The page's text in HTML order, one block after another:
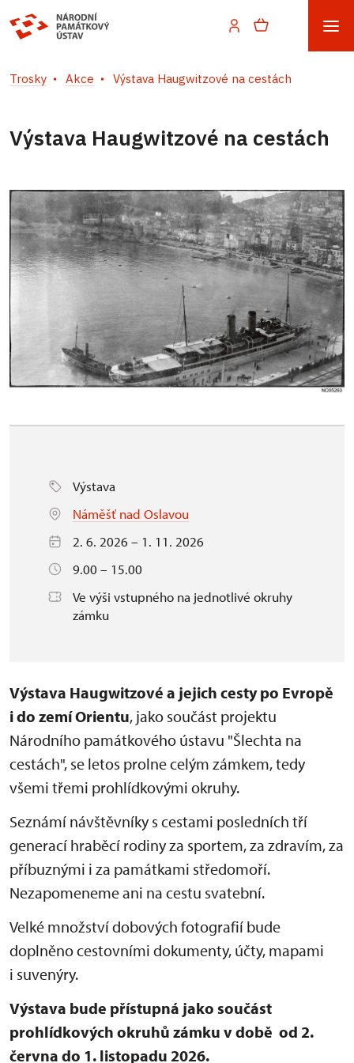
Trosky Akce Výstava Haugwitzové na cestách
Výstava Haugwitzové na cestách
Výstava
Náměšť nad Oslavou
2. 6. 2026 – 1. 11. 2026
9.00 – 15.00
Ve výši vstupného na jednotlivé okruhy
zámku
Výstava Haugwitzové a jejich cesty po Evropě
i do zemí Orientu, jako součást projektu
Národního památkového ústavu "Šlechta na
cestách", se letos prolne celým zámkem, tedy
všemi třemi prohlídkovými okruhy.
Seznámí návštěvníky s cestami posledních tří
generací hraběcí rodiny za sportem, za zdravím, za
příbuznými i za památkami středomoří.
Nezapomeneme ani na cestu svatební.
Velké množství dobových fotografií bude
doplněno cestovními dokumenty, účty, mapami
i suvenýry.
Výstava bude přístupná jako součást
prohlídkových okruhů zámku v době od 2.
června do 1. listopadu 2026.